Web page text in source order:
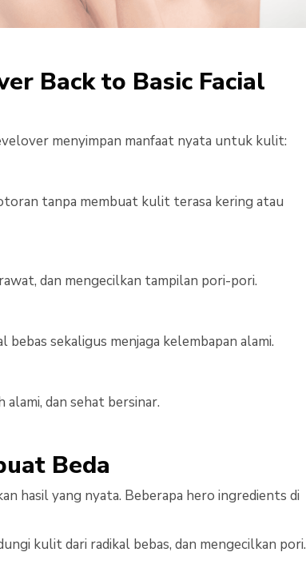
Back to Basic Facial
menyimpan manfaat nyata untuk kulit:
tanpa membuat kulit terasa kering atau
dan mengecilkan tampilan pori-pori.
sekaligus menjaga kelembapan alami.
dan sehat bersinar.
Beda
hasil yang nyata. Beberapa hero ingredients di
kulit dari radikal bebas, dan mengecilkan pori.